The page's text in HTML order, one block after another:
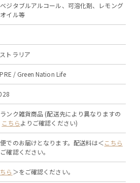
ジタブルアルコール、可溶化剤、レモング
イル等
トラリア
/ Green Nation Life
ンク雑貨商品 (配送先により異なりますの
こちらよりご確認ください)
でのお届けとなります。配送料は＜こちら
確認ください。
ら ＞をご確認ください。